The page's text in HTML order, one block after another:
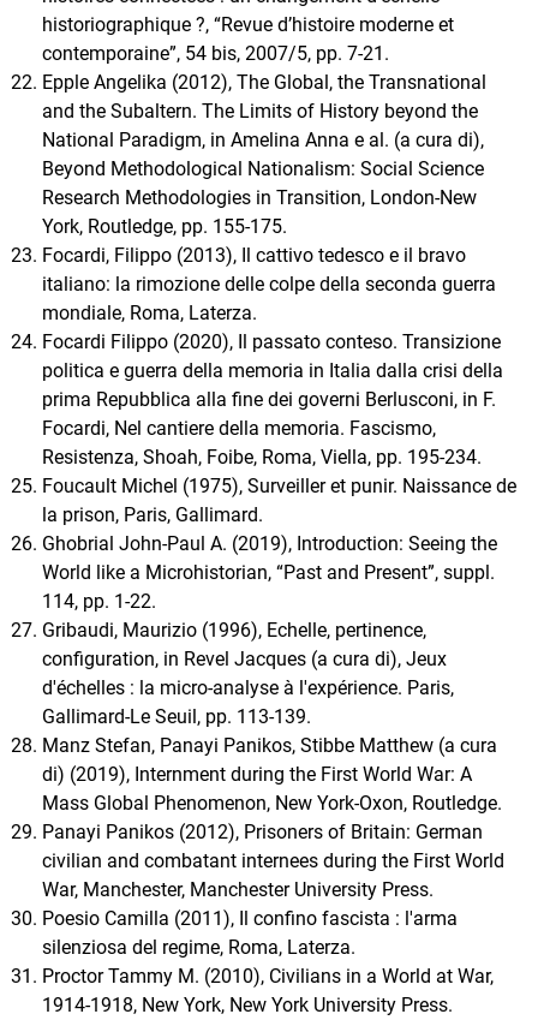
historiographique ?, “Revue d’histoire moderne et
contemporaine”, 54 bis, 2007/5, pp. 7-21.
Epple Angelika (2012), The Global, the Transnational
and the Subaltern. The Limits of History beyond the
National Paradigm, in Amelina Anna e al. (a cura di),
Beyond Methodological Nationalism: Social Science
Research Methodologies in Transition, London-New
York, Routledge, pp. 155-175.
Focardi, Filippo (2013), Il cattivo tedesco e il bravo
italiano: la rimozione delle colpe della seconda guerra
mondiale, Roma, Laterza.
Focardi Filippo (2020), Il passato conteso. Transizione
politica e guerra della memoria in Italia dalla crisi della
prima Repubblica alla fine dei governi Berlusconi, in F.
Focardi, Nel cantiere della memoria. Fascismo,
Resistenza, Shoah, Foibe, Roma, Viella, pp. 195-234.
Foucault Michel (1975), Surveiller et punir. Naissance de
la prison, Paris, Gallimard.
Ghobrial John-Paul A. (2019), Introduction: Seeing the
World like a Microhistorian, “Past and Present”, suppl.
114, pp. 1-22.
Gribaudi, Maurizio (1996), Echelle, pertinence,
configuration, in Revel Jacques (a cura di), Jeux
d'échelles : la micro-analyse à l'expérience. Paris,
Gallimard-Le Seuil, pp. 113-139.
Manz Stefan, Panayi Panikos, Stibbe Matthew (a cura
di) (2019), Internment during the First World War: A
Mass Global Phenomenon, New York-Oxon, Routledge.
Panayi Panikos (2012), Prisoners of Britain: German
civilian and combatant internees during the First World
War, Manchester, Manchester University Press.
Poesio Camilla (2011), Il confino fascista : l'arma
silenziosa del regime, Roma, Laterza.
Proctor Tammy M. (2010), Civilians in a World at War,
1914-1918, New York, New York University Press.